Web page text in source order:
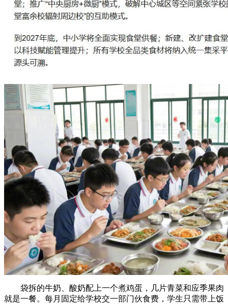
袋拆的牛奶、酸奶配上一个煮鸡蛋，几片青菜和应季果肉
就是一餐。每月固定给学校交一部门伙食费，学生只需带上饭